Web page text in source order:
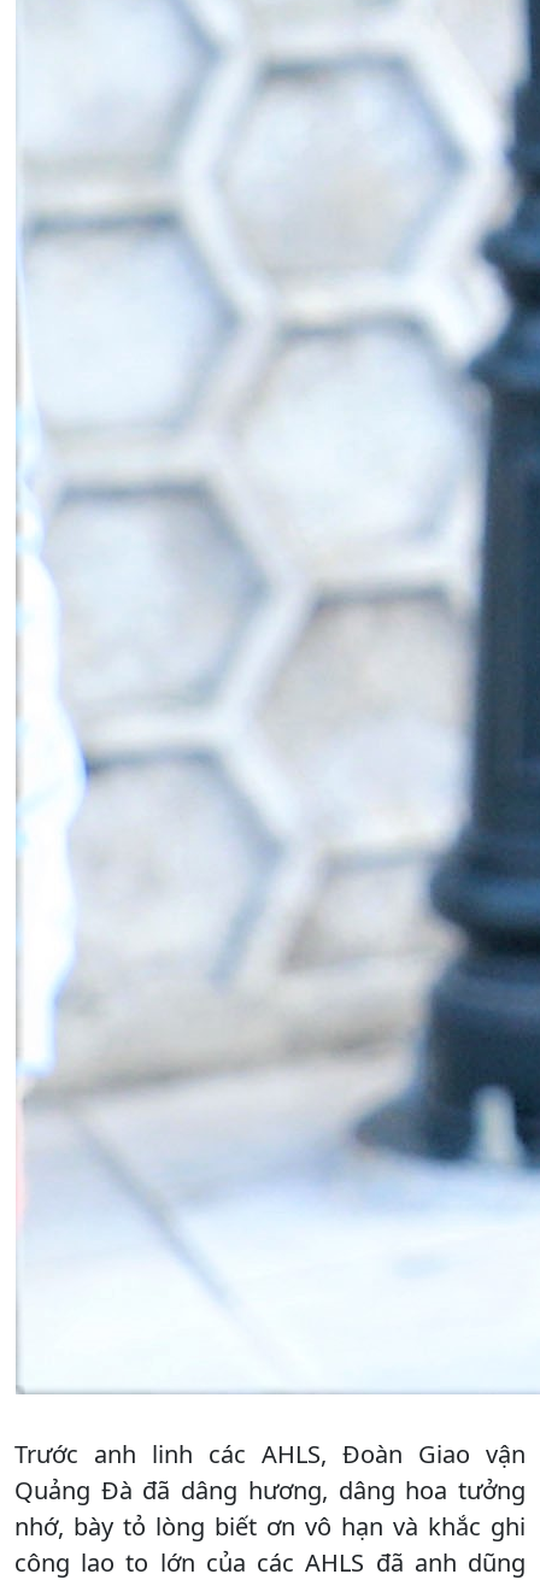
Trước anh linh các AHLS, Đoàn Giao vận
Quảng Đà đã dâng hương, dâng hoa tưởng
nhớ, bày tỏ lòng biết ơn vô hạn và khắc ghi
công lao to lớn của các AHLS đã anh dũng